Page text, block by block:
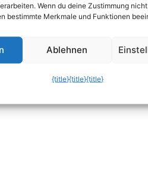
Wenn du deine Zustimmung
bestimmte Merkmale und Funktionen
Ablehnen
{title}{title}{title}